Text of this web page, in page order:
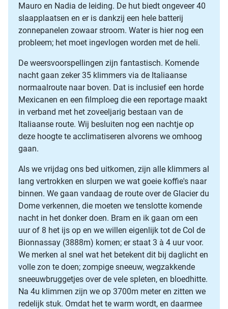
Mauro en Nadia de leiding. De hut biedt ongeveer 40
slaapplaatsen en er is dankzij een hele batterij
zonnepanelen zowaar stroom. Water is hier nog een
probleem; het moet ingevlogen worden met de heli.
De weersvoorspellingen zijn fantastisch. Komende
nacht gaan zeker 35 klimmers via de Italiaanse
normaalroute naar boven. Dat is inclusief een horde
Mexicanen en een filmploeg die een reportage maakt
in verband met het zoveeljarig bestaan van de
Italiaanse route. Wij besluiten nog een nachtje op
deze hoogte te acclimatiseren alvorens we omhoog
gaan.
Als we vrijdag ons bed uitkomen, zijn alle klimmers al
lang vertrokken en slurpen we wat goeie koffie's naar
binnen. We gaan vandaag de route over de Glacier du
Dome verkennen, die moeten we tenslotte komende
nacht in het donker doen. Bram en ik gaan om een
uur of 8 het ijs op en we willen eigenlijk tot de Col de
Bionnassay (3888m) komen; er staat 3 à 4 uur voor.
We merken al snel wat het betekent dit bij daglicht en
volle zon te doen; zompige sneeuw, wegzakkende
sneeuwbruggetjes over de vele spleten, en bloedhitte.
Na 4u klimmen zijn we op 3700m meter en zitten we
redelijk stuk. Omdat het te warm wordt, en daarmee